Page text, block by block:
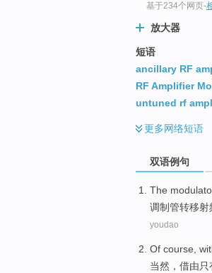
基于234个网页-
放大器
短语
ancillary RF
RF Amplifier
untuned rf
更多网络短语
双语例句
The
调制管转移射
youdao
Of course ,
当然 ，借由只